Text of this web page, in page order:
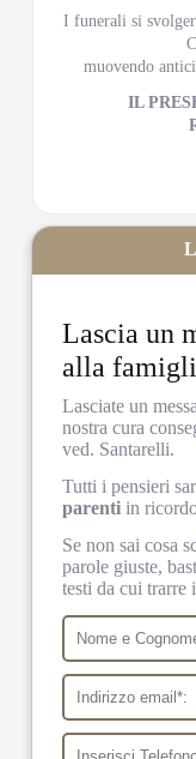
I funerali si
muovendo
IL
Lascia un
alla
Lasciate un
nostra cura
ved. Santarelli.
Tutti i pensieri
parenti in
Se non sai cosa
parole giuste,
testi da cui trarre